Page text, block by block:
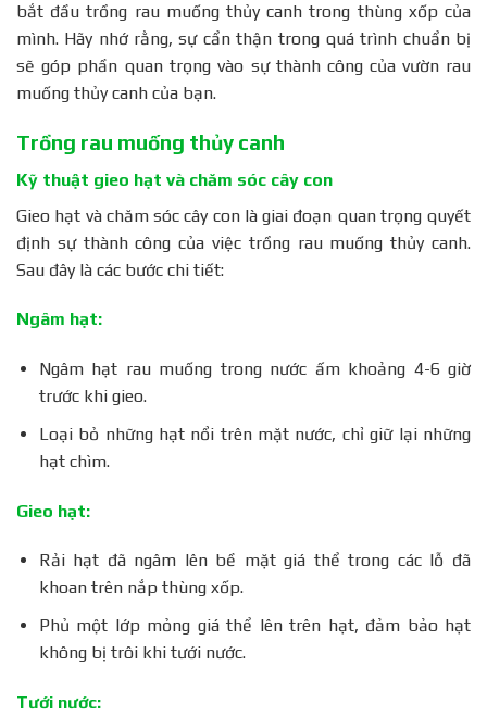
bắt đầu trồng rau muống thủy canh trong thùng xốp của
mình. Hãy nhớ rằng, sự cẩn thận trong quá trình chuẩn bị
sẽ góp phần quan trọng vào sự thành công của vườn rau
muống thủy canh của bạn.
Trồng rau muống thủy canh
Kỹ thuật gieo hạt và chăm sóc cây con
Gieo hạt và chăm sóc cây con là giai đoạn quan trọng quyết
định sự thành công của việc trồng rau muống thủy canh.
Sau đây là các bước chi tiết:
Ngâm hạt:
Ngâm hạt rau muống trong nước ấm khoảng 4-6 giờ
trước khi gieo.
Loại bỏ những hạt nổi trên mặt nước, chỉ giữ lại những
hạt chìm.
Gieo hạt:
Rải hạt đã ngâm lên bề mặt giá thể trong các lỗ đã
khoan trên nắp thùng xốp.
Phủ một lớp mỏng giá thể lên trên hạt, đảm bảo hạt
không bị trôi khi tưới nước.
Tưới nước: